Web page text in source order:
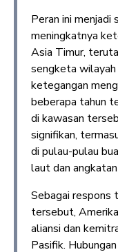
Peran ini
meningkatnya
Asia Timur,
sengketa
ketegangan
beberapa tahun
di kawasan
signifikan,
di pulau-pulau
laut dan
Sebagai respons
tersebut,
aliansi dan
Pasifik.